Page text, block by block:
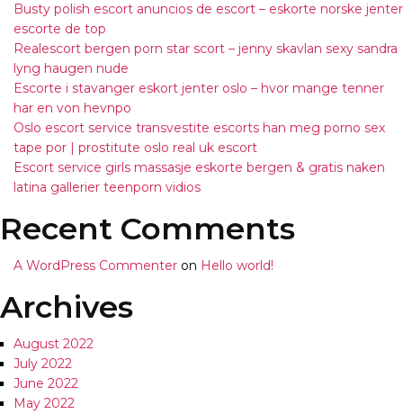
Busty polish escort anuncios de escort – eskorte norske jenter
escorte de top
Realescort bergen porn star scort – jenny skavlan sexy sandra
lyng haugen nude
Escorte i stavanger eskort jenter oslo – hvor mange tenner
har en von hevnpo
Oslo escort service transvestite escorts han meg porno sex
tape por | prostitute oslo real uk escort
Escort service girls massasje eskorte bergen & gratis naken
latina gallerier teenporn vidios
Recent Comments
A WordPress Commenter on Hello world!
Archives
August 2022
July 2022
June 2022
May 2022